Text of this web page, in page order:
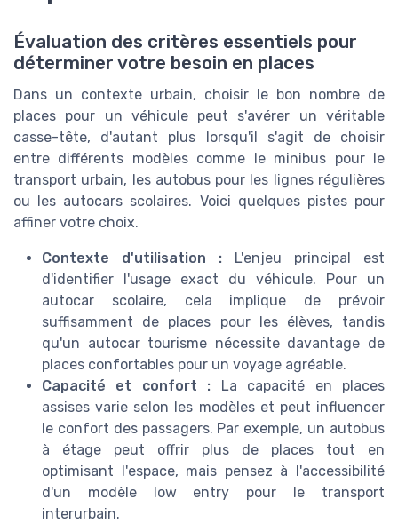
Évaluation des critères essentiels pour
déterminer votre besoin en places
Dans un contexte urbain, choisir le bon nombre de
places pour un véhicule peut s'avérer un véritable
casse-tête, d'autant plus lorsqu'il s'agit de choisir
entre différents modèles comme le minibus pour le
transport urbain, les autobus pour les lignes régulières
ou les autocars scolaires. Voici quelques pistes pour
affiner votre choix.
Contexte d'utilisation : L'enjeu principal est
d'identifier l'usage exact du véhicule. Pour un
autocar scolaire, cela implique de prévoir
suffisamment de places pour les élèves, tandis
qu'un autocar tourisme nécessite davantage de
places confortables pour un voyage agréable.
Capacité et confort : La capacité en places
assises varie selon les modèles et peut influencer
le confort des passagers. Par exemple, un autobus
à étage peut offrir plus de places tout en
optimisant l'espace, mais pensez à l'accessibilité
d'un modèle low entry pour le transport
interurbain.